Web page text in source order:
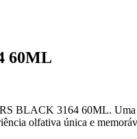
60ML
BLACK 3164 60ML. Uma
olfativa única e